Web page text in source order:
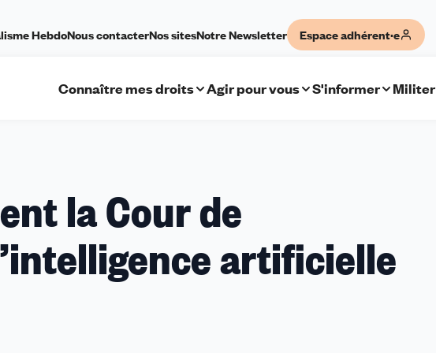
HebdoNous contacterNos sitesNotre Newsletter Espace adhérent·e
Connaître mes droits Agir pour vous S'informer Militer
la Cour de
artificielle